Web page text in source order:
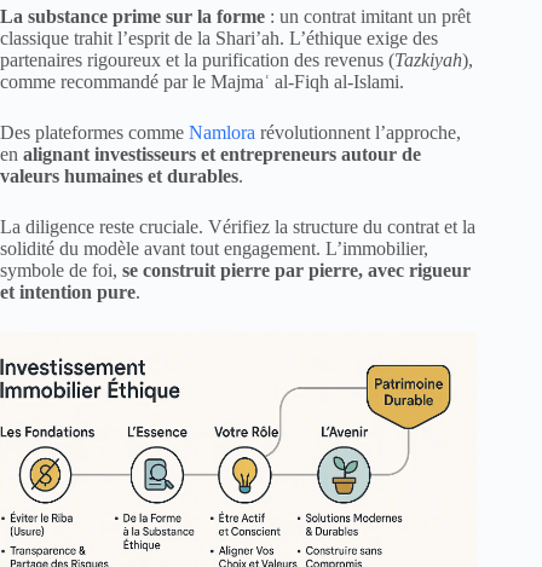
La substance prime sur la forme : un contrat imitant un prêt
classique trahit l’esprit de la Shari’ah. L’éthique exige des
partenaires rigoureux et la purification des revenus (Tazkiyah),
comme recommandé par le Majmaʿ al-Fiqh al-Islami.
Des plateformes comme Namlora révolutionnent l’approche,
en alignant investisseurs et entrepreneurs autour de
valeurs humaines et durables.
La diligence reste cruciale. Vérifiez la structure du contrat et la
solidité du modèle avant tout engagement. L’immobilier,
symbole de foi, se construit pierre par pierre, avec rigueur
et intention pure.